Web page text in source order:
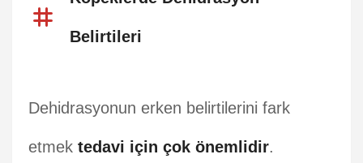
Belirtileri
Dehidrasyonun erken belirtilerini fark
etmek tedavi için çok önemlidir.